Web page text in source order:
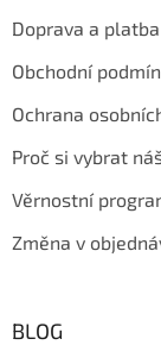
Doprava a platba
Obchodní
Ochrana
Proč si vybrat
Věrnostní
Změna v
BLOG